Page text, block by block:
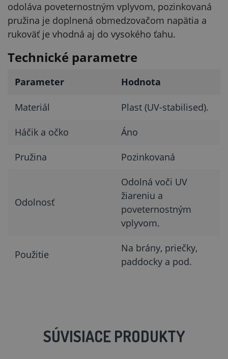
odoláva poveternostným vplyvom, pozinkovaná
pružina je doplnená obmedzovačom napätia a
rukoväť je vhodná aj do vysokého ťahu.
Technické parametre
Parameter Hodnota
Materiál Plast (UV-stabilised).
Háčik a očko Áno
Pružina Pozinkovaná
Odolnosť
Odolná voči UV
žiareniu a
poveternostným
vplyvom.
Použitie
Na brány, priečky,
paddocky a pod.
SÚVISIACE PRODUKTY